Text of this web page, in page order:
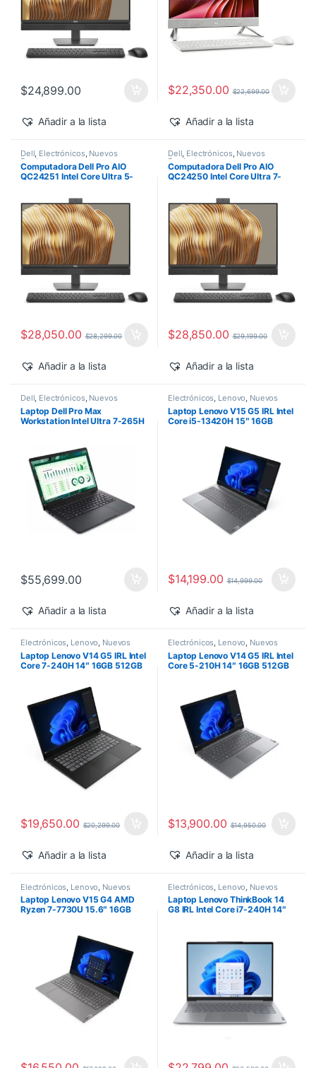
$24,899.00
Añadir a la lista
$22,350.00 $22,699.00
Añadir a la lista
Dell, Electrónicos, Nuevos
Productos
Computadora Dell Pro AIO
QC24251 Intel Core Ultra 5-
Windows 11 Pro
$28,050.00 $28,299.00
Añadir a la lista
Dell, Electrónicos, Nuevos
Productos
Computadora Dell Pro AIO
QC24250 Intel Core Ultra 7-
Windows 11 Pro
$28,850.00 $29,199.00
Añadir a la lista
Dell, Electrónicos, Nuevos
Productos
Laptop Dell Pro Max
Workstation Intel Ultra 7-265H
$55,699.00
Añadir a la lista
Electrónicos, Lenovo, Nuevos
Productos
Laptop Lenovo V15 G5 IRL Intel
Core i5-13420H 15″ 16GB
$14,199.00 $14,999.00
Añadir a la lista
Electrónicos Lenovo Nuevos
Laptop Lenovo V14 G5 IRL Intel
Core 7-240H 14″ 16GB 512GB
$19,650.00 $20,299.00
Añadir a la lista
Electrónicos Lenovo Nuevos
Laptop Lenovo V14 G5 IRL Intel
Core 5-210H 14″ 16GB 512GB
$13,900.00 $14,950.00
Añadir a la lista
Electrónicos Lenovo Nuevos
Productos
Laptop Lenovo V15 G4 AMD
Ryzen 7-7730U 15.6″ 16GB
Electrónicos Lenovo Nuevos
Productos
Laptop Lenovo ThinkBook 14
G8 IRL Intel Core i7-240H 14″